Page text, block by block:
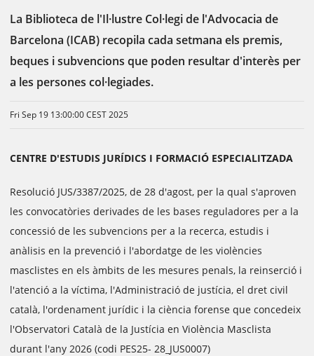
La Biblioteca de l'Il·lustre Col·legi de l'Advocacia de
Barcelona (ICAB) recopila cada setmana els premis,
beques i subvencions que poden resultar d'interès per
a les persones col·legiades.
Fri Sep 19 13:00:00 CEST 2025
CENTRE D'ESTUDIS JURÍDICS I FORMACIÓ ESPECIALITZADA
Resolució JUS/3387/2025, de 28 d'agost, per la qual s'aproven
les convocatòries derivades de les bases reguladores per a la
concessió de les subvencions per a la recerca, estudis i
anàlisis en la prevenció i l'abordatge de les violències
masclistes en els àmbits de les mesures penals, la reinserció i
l'atenció a la víctima, l'Administració de justícia, el dret civil
català, l'ordenament jurídic i la ciència forense que concedeix
l'Observatori Català de la Justícia en Violència Masclista
durant l'any 2026 (codi PES25- 28_JUS0007)